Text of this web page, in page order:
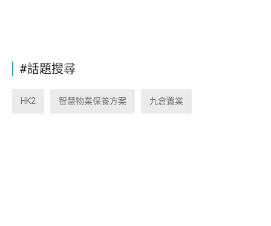
#話題搜尋
HK2 智慧物業保養方案 九倉置業